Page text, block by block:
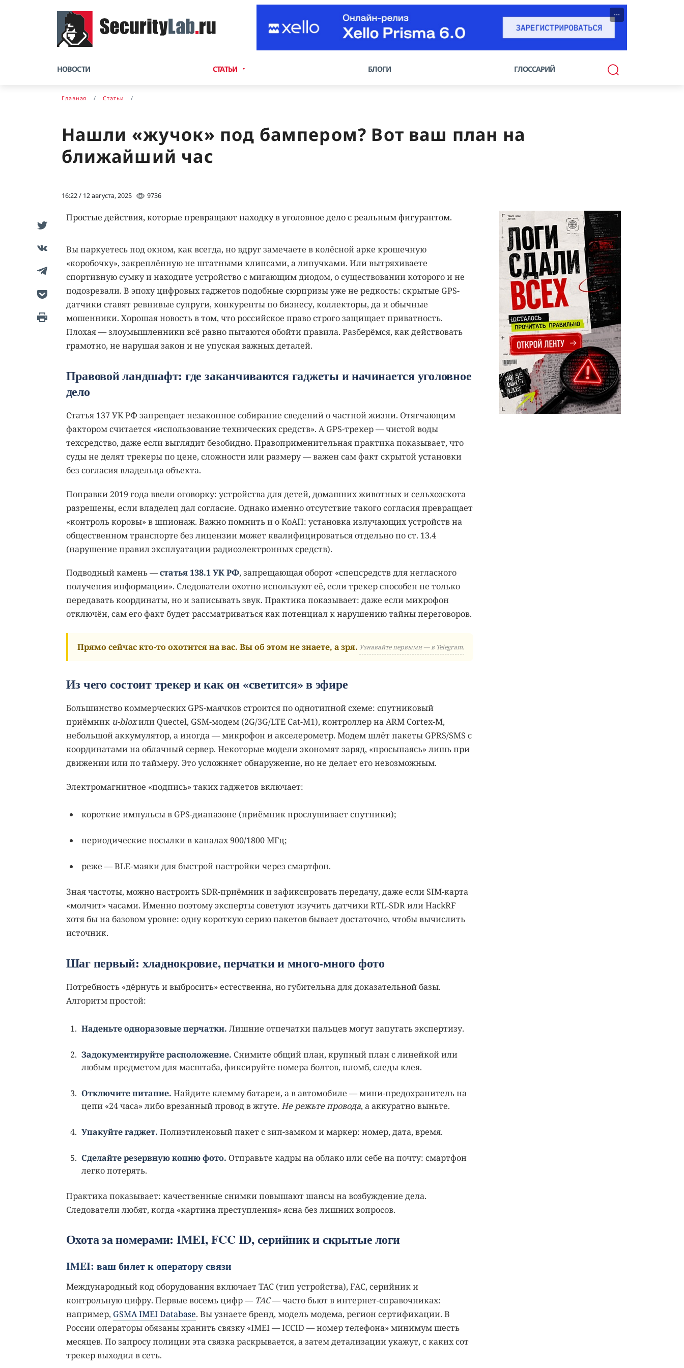
···
НОВОСТИ СТАТЬИ БЛОГИ ГЛОССАРИЙ
Главная Статьи
Нашли «жучок» под бампером? Вот ваш план на
ближайший час
16:22 / 12 августа, 2025 9736
Простые действия, которые превращают находку в уголовное дело с реальным фигурантом.
Вы паркуетесь под окном, как всегда, но вдруг замечаете в колёсной арке крошечную
«коробочку», закреплённую не штатными клипсами, а липучками. Или вытряхиваете
спортивную сумку и находите устройство с мигающим диодом, о существовании которого и не
подозревали. В эпоху цифровых гаджетов подобные сюрпризы уже не редкость: скрытые GPS-
датчики ставят ревнивые супруги, конкуренты по бизнесу, коллекторы, да и обычные
мошенники. Хорошая новость в том, что российское право строго защищает приватность.
Плохая — злоумышленники всё равно пытаются обойти правила. Разберёмся, как действовать
грамотно, не нарушая закон и не упуская важных деталей.
Правовой ландшафт: где заканчиваются гаджеты и начинается уголовное
дело
Статья 137 УК РФ запрещает незаконное собирание сведений о частной жизни. Отягчающим
фактором считается «использование технических средств». А GPS-трекер — чистой воды
техсредство, даже если выглядит безобидно. Правоприменительная практика показывает, что
суды не делят трекеры по цене, сложности или размеру — важен сам факт скрытой установки
без согласия владельца объекта.
Поправки 2019 года ввели оговорку: устройства для детей, домашних животных и сельхозскота
разрешены, если владелец дал согласие. Однако именно отсутствие такого согласия превращает
«контроль коровы» в шпионаж. Важно помнить и о КоАП: установка излучающих устройств на
общественном транспорте без лицензии может квалифицироваться отдельно по ст. 13.4
(нарушение правил эксплуатации радиоэлектронных средств).
Подводный камень —статья 138.1 УК РФ, запрещающая оборот «спецсредств для негласного
получения информации». Следователи охотно используют её, если трекер способен не только
передавать координаты, но и записывать звук. Практика показывает: даже если микрофон
отключён, сам его факт будет рассматриваться как потенциал к нарушению тайны переговоров.
Прямо сейчас кто-то охотится на вас. Вы об этом не знаете, а зря. Узнавайте первыми — в Telegram.
Из чего состоит трекер и как он «светится» в эфире
Большинство коммерческих GPS-маячков строится по однотипной схеме: спутниковый
приёмник u-bloxили Quectel, GSM-модем (2G/3G/LTE Cat-M1), контроллер на ARM Cortex-M,
небольшой аккумулятор, а иногда — микрофон и акселерометр. Модем шлёт пакеты GPRS/SMS с
координатами на облачный сервер. Некоторые модели экономят заряд, «просыпаясь» лишь при
движении или по таймеру. Это усложняет обнаружение, но не делает его невозможным.
Электромагнитное «подпись» таких гаджетов включает:
короткие импульсы в GPS-диапазоне (приёмник прослушивает спутники);
периодические посылки в каналах 900/1800 МГц;
реже — BLE-маяки для быстрой настройки через смартфон.
Зная частоты, можно настроить SDR-приёмник и зафиксировать передачу, даже если SIM-карта
«молчит» часами. Именно поэтому эксперты советуют изучить датчики RTL-SDR или HackRF
хотя бы на базовом уровне: одну короткую серию пакетов бывает достаточно, чтобы вычислить
источник.
Шаг первый: хладнокровие, перчатки и много-много фото
Потребность «дёрнуть и выбросить» естественна, но губительна для доказательной базы.
Алгоритм простой:
Наденьте одноразовые перчатки. Лишние отпечатки пальцев могут запутать экспертизу.
Задокументируйте расположение. Снимите общий план, крупный план с линейкой или
любым предметом для масштаба, фиксируйте номера болтов, пломб, следы клея.
Отключите питание. Найдите клемму батареи, а в автомобиле — мини-предохранитель на
цепи «24 часа» либо врезанный провод в жгуте. Не режьте провода, а аккуратно выньте.
Упакуйте гаджет. Полиэтиленовый пакет с зип-замком и маркер: номер, дата, время.
Сделайте резервную копию фото. Отправьте кадры на облако или себе на почту: смартфон
легко потерять.
Практика показывает: качественные снимки повышают шансы на возбуждение дела.
Следователи любят, когда «картина преступления» ясна без лишних вопросов.
Охота за номерами: IMEI, FCC ID, серийник и скрытые логи
IMEI: ваш билет к оператору связи
Международный код оборудования включает TAC (тип устройства), FAC, серийник и
контрольную цифру. Первые восемь цифр — TAC— часто бьют в интернет-справочниках:
например, GSMA IMEI Database. Вы узнаете бренд, модель модема, регион сертификации. В
России операторы обязаны хранить связку «IMEI — ICCID — номер телефона» минимум шесть
месяцев. По запросу полиции эта связка раскрывается, а затем детализации укажут, с каких сот
трекер выходил в сеть.